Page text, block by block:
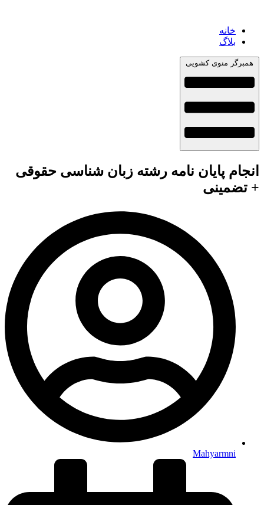
خانه
بلاگ
همبرگر منوی کشویی
انجام پایان نامه رشته زبان شناسی حقوقی
+ تضمینی
Mahyarmni